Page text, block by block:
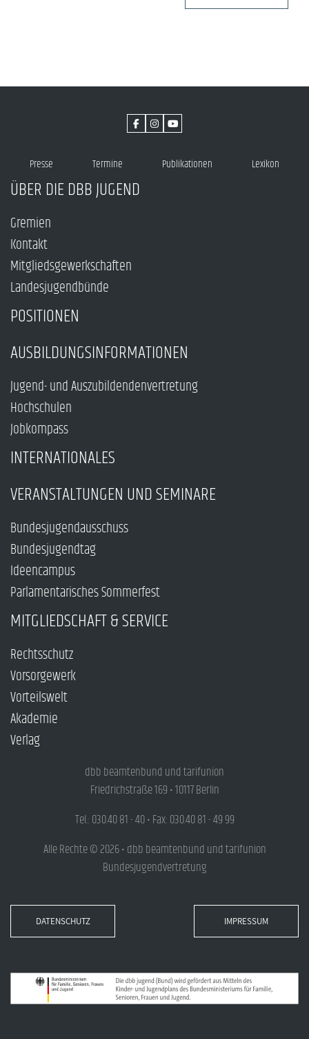
Presse Termine Publikationen Lexikon
ÜBER DIE DBB JUGEND
Gremien
Kontakt
Mitgliedsgewerkschaften
Landesjugendbünde
POSITIONEN
AUSBILDUNGSINFORMATIONEN
Jugend- und Auszubildendenvertretung
Hochschulen
Jobkompass
INTERNATIONALES
VERANSTALTUNGEN UND SEMINARE
Bundesjugendausschuss
Bundesjugendtag
Ideencampus
Parlamentarisches Sommerfest
MITGLIEDSCHAFT & SERVICE
Rechtsschutz
Vorsorgewerk
Vorteilswelt
Akademie
Verlag
dbb beamtenbund und tarifunion
Friedrichstraße 169 • 10117 Berlin
Tel.: 030.40 81 - 40 • Fax: 030.40 81 - 49 99
Alle Rechte © 2026 • dbb beamtenbund und tarifunion
Bundesjugendvertretung
DATENSCHUTZ IMPRESSUM